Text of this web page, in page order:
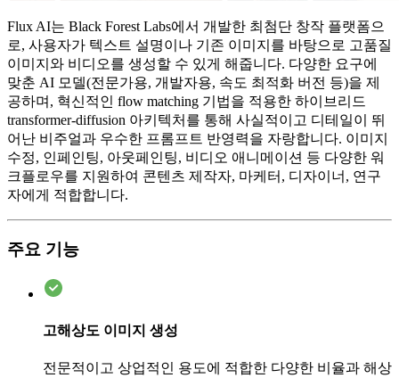
Flux AI는 Black Forest Labs에서 개발한 최첨단 창작 플랫폼으
로, 사용자가 텍스트 설명이나 기존 이미지를 바탕으로 고품질
이미지와 비디오를 생성할 수 있게 해줍니다. 다양한 요구에
맞춘 AI 모델(전문가용, 개발자용, 속도 최적화 버전 등)을 제
공하며, 혁신적인 flow matching 기법을 적용한 하이브리드
transformer-diffusion 아키텍처를 통해 사실적이고 디테일이 뛰
어난 비주얼과 우수한 프롬프트 반영력을 자랑합니다. 이미지
수정, 인페인팅, 아웃페인팅, 비디오 애니메이션 등 다양한 워
크플로우를 지원하여 콘텐츠 제작자, 마케터, 디자이너, 연구
자에게 적합합니다.
주요 기능
고해상도 이미지 생성
전문적이고 상업적인 용도에 적합한 다양한 비율과 해상